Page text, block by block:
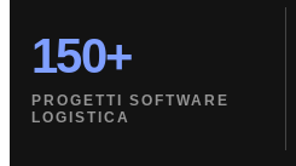
150+
PROGETTI SOFTWARE
LOGISTICA